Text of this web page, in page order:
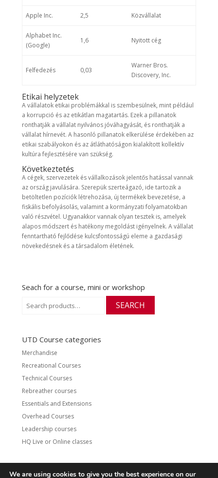
Apple Inc. 2,5 Közvállalat
Alphabet Inc.
(Google)
1,6 Nyitott cég
Felfedezés 0,03
Warner Bros.
Discovery, Inc.
Etikai helyzetek
A vállalatok etikai problémákkal is szembesülnek, mint például
a korrupció és az etikátlan magatartás. Ezek a pillanatok
ronthatják a vállalat nyilvános jóváhagyását, és ronthatják a
vállalat hírnevét. A hasonló pillanatok elkerülése érdekében az
etikai szabályokon és az átláthatóságon kialakított kollektív
kultúra fejlesztésére van szükség.
Következtetés
A cégek, szervezetek és vállalkozások jelentős hatással vannak
az ország javulására. Szerepük szerteágazó, ide tartozik a
betöltetlen pozíciók létrehozása, új termékek bevezetése, a
fiskális befolyásolás, valamint a kormányzati folyamatokban
való részvétel. Ugyanakkor vannak olyan tesztek is, amelyek
alapos módszert és hatékony megoldást igényelnek. A vállalat
fenntartható fejlődése kulcsfontosságú eleme a gazdasági
növekedésnek és a társadalom életének.
Seach for a course, mini or workshop
for:
SEARCH
UTD Course categories
Merchandise
Recreational Courses
Technical Courses
Rebreather courses
Essentials and Extensions
Overhead Courses
Leadership courses
HQ Live or Online classes
We are using cookies to give you the best experience on our